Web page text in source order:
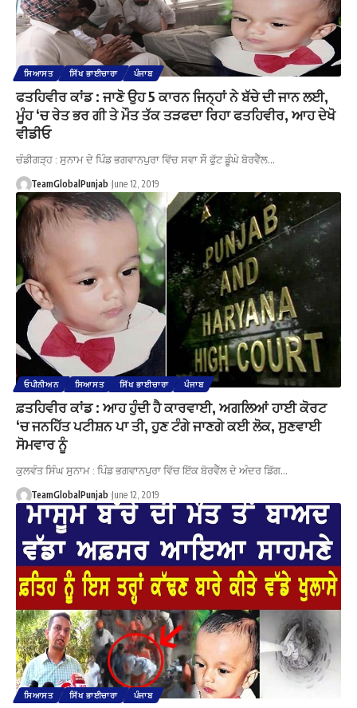
ਸਿਆਸਤ ਸਿੱਖ ਭਾਈਚਾਰਾ ਪੰਜਾਬ
ਫਤਹਿਵੀਰ ਕਾਂਡ : ਜਾਣੋ ਉਹ 5 ਕਾਰਨ ਜਿਨ੍ਹਾਂ ਨੇ ਬੱਚੇ ਦੀ ਜਾਨ ਲਈ,
ਮੂੰਹ ‘ਚ ਰੇਤ ਭਰ ਗੀ ਤੇ ਮੌਤ ਤੱਕ ਤੜਫਦਾ ਰਿਹਾ ਫਤਹਿਵੀਰ, ਆਹ ਦੇਖੋ
ਵੀਡੀਓ
ਚੰਡੀਗੜ੍ਹ : ਸੁਨਾਮ ਦੇ ਪਿੰਡ ਭਗਵਾਨਪੁਰਾ ਵਿੱਚ ਸਵਾ ਸੌ ਫੁੱਟ ਡੂੰਘੇ ਬੋਰਵੈੱਲ…
TeamGlobalPunjab June 12, 2019
ਓਪੀਨੀਅਨ ਸਿਆਸਤ ਸਿੱਖ ਭਾਈਚਾਰਾ ਪੰਜਾਬ
ਫ਼ਤਹਿਵੀਰ ਕਾਂਡ : ਆਹ ਹੁੰਦੀ ਹੈ ਕਾਰਵਾਈ, ਅਗਲਿਆਂ ਹਾਈ ਕੋਰਟ
‘ਚ ਜਨਹਿੱਤ ਪਟੀਸ਼ਨ ਪਾ ਤੀ, ਹੁਣ ਟੰਗੇ ਜਾਣਗੇ ਕਈ ਲੋਕ, ਸੁਣਵਾਈ
ਸੋਮਵਾਰ ਨੂੰ
ਕੁਲਵੰਤ ਸਿੰਘ ਸੁਨਾਮ : ਪਿੰਡ ਭਗਵਾਨਪੁਰਾ ਵਿੱਚ ਇੱਕ ਬੋਰਵੈੱਲ ਦੇ ਅੰਦਰ ਡਿੱਗ…
TeamGlobalPunjab June 12, 2019
ਸਿਆਸਤ ਸਿੱਖ ਭਾਈਚਾਰਾ ਪੰਜਾਬ